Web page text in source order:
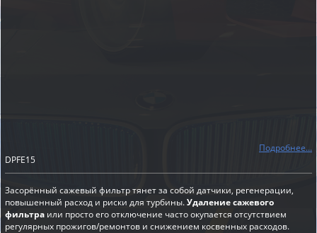
Подробнее...
DPFE15
Засорённый сажевый фильтр тянет за собой датчики, регенерации,
повышенный расход и риски для турбины.Удаление сажевого
фильтра или просто его отключение часто окупается отсутствием
регулярных прожигов/ремонтов и снижением косвенных расходов.